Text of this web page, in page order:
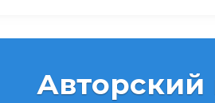
Авторский